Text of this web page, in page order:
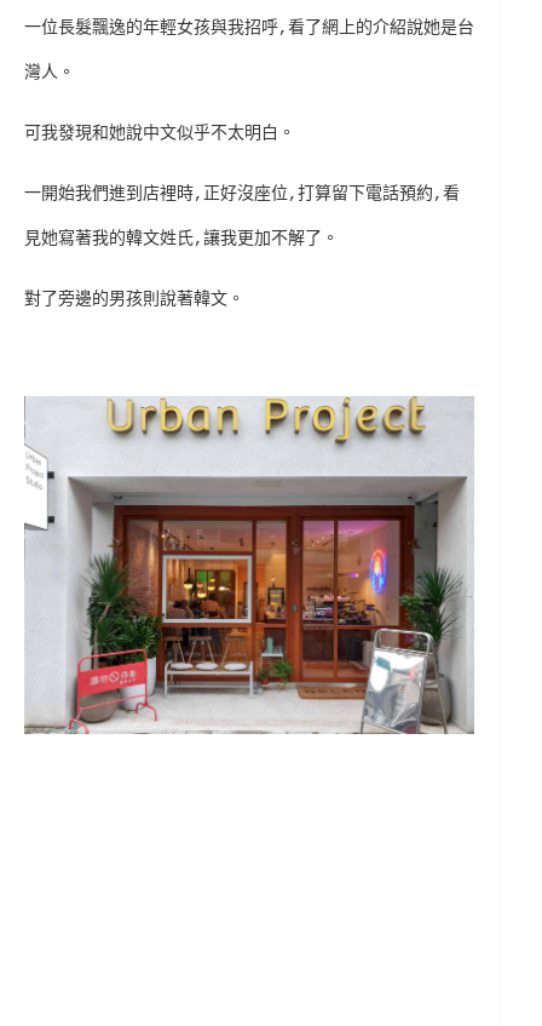
一位長髮飄逸的年輕女孩與我招呼,看了網上的介紹說她是台
灣人。
可我發現和她說中文似乎不太明白。
一開始我們進到店裡時,正好沒座位,打算留下電話預約,看
見她寫著我的韓文姓氏,讓我更加不解了。
對了旁邊的男孩則說著韓文。